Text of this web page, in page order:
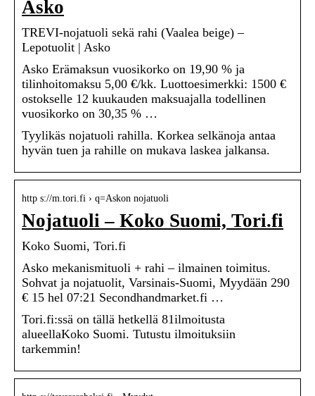
Asko
TREVI-nojatuoli sekä rahi (Vaalea beige) –
Lepotuolit | Asko
Asko Erämaksun vuosikorko on 19,90 % ja
tilinhoitomaksu 5,00 €/kk. Luottoesimerkki: 1500 €
ostokselle 12 kuukauden maksuajalla todellinen
vuosikorko on 30,35 % …
Tyylikäs nojatuoli rahilla. Korkea selkänoja antaa
hyvän tuen ja rahille on mukava laskea jalkansa.
http s://m.tori.fi › q=Askon nojatuoli
Nojatuoli – Koko Suomi, Tori.fi
Koko Suomi, Tori.fi
Asko mekanismituoli + rahi – ilmainen toimitus.
Sohvat ja nojatuolit, Varsinais-Suomi, Myydään 290
€ 15 hel 07:21 Secondhandmarket.fi …
Tori.fi:ssä on tällä hetkellä 81ilmoitusta
alueellaKoko Suomi. Tutustu ilmoituksiin
tarkemmin!